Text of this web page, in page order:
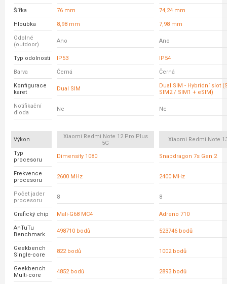
Šířka 76 mm 74,24 mm
Hloubka 8,98 mm 7,98 mm
Odolné
(outdoor)
Ano Ano
Typ odolnosti IP53 IP54
Barva Černá Černá
Konfigurace
karet
Dual SIM
Dual SIM - Hybridní slot
SIM2 / SIM1 + eSIM)
Notifikační
dioda
Ne Ne
Výkon
Xiaomi Redmi Note 12 Pro Plus
5G
Xiaomi Redmi Note
Typ
procesoru
Dimensity 1080 Snapdragon 7s Gen 2
Frekvence
procesoru
2600 MHz 2400 MHz
Počet jader
procesoru
8 8
Grafický chip Mali-G68 MC4 Adreno 710
AnTuTu
Benchmark
498710 bodů 523746 bodů
Geekbench
Single-core
822 bodů 1002 bodů
Geekbench
Multi-core
4852 bodů 2893 bodů